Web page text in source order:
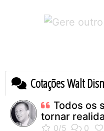
Cotações Walt
Todos os
tornar